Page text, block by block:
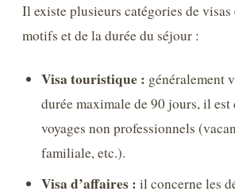
Il existe plusieurs catégories de
motifs et de la durée du séjour :
Visa touristique : généralement
durée maximale de 90 jours, il est
voyages non professionnels
familiale, etc.).
Visa d’affaires : il concerne les